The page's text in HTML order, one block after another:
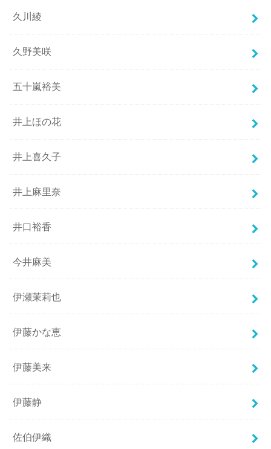
久川綾
久野美咲
五十嵐裕美
井上ほの花
井上喜久子
井上麻里奈
井口裕香
今井麻美
伊瀬茉莉也
伊藤かな恵
伊藤美来
伊藤静
佐伯伊織